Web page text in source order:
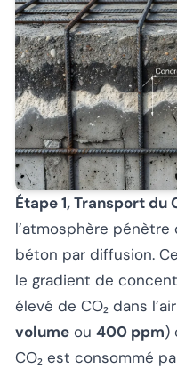
Étape 1, Transport du
l’atmosphère
béton par diffusion.
le gradient de
élevé de CO₂ dans
volume ou 400 ppm)
CO₂ est consommé